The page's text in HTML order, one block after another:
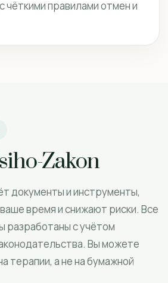
чёткими правилами отмен и
Zakon
документы и инструменты,
время и снижают риски. Все
разработаны с учётом
Вы можете
терапии, а не на бумажной